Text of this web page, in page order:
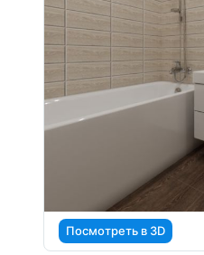
Посмотреть в 3D